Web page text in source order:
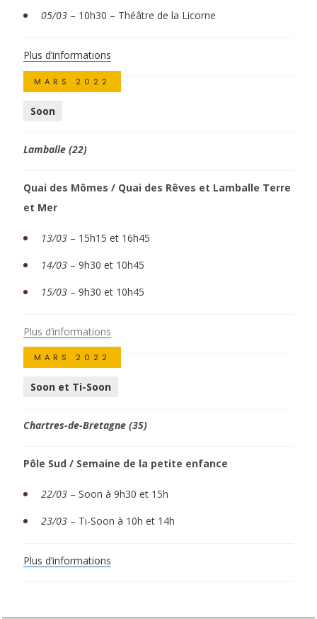
05/03 – 10h30 – Théâtre de la Licorne
Plus d’informations
MARS 2022
Soon
Lamballe (22)
Quai des Mômes / Quai des Rêves et Lamballe Terre
et Mer
13/03 – 15h15 et 16h45
14/03 – 9h30 et 10h45
15/03 – 9h30 et 10h45
Plus d’informations
MARS 2022
Soon et Ti-Soon
Chartres-de-Bretagne (35)
Pôle Sud / Semaine de la petite enfance
22/03 – Soon à 9h30 et 15h
23/03 – Ti-Soon à 10h et 14h
Plus d’informations